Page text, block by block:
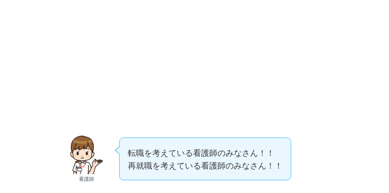
看護師
転職を考えている看護師のみなさん！！
再就職を考えている看護師のみなさん！！